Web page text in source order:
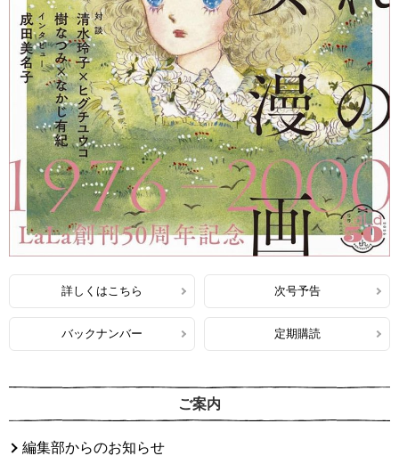
詳しくはこちら 次号予告
バックナンバー 定期購読
ご案内
編集部からのお知らせ